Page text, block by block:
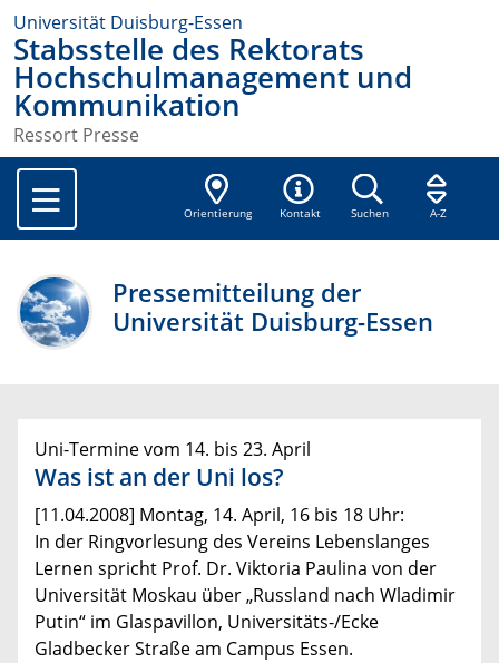
Universität Duisburg-Essen
Stabsstelle des Rektorats
Hochschulmanagement und
Kommunikation
Ressort Presse
Orientierung Kontakt Suchen A-Z
Pressemitteilung der
Universität Duisburg-Essen
Uni-Termine vom 14. bis 23. April
Was ist an der Uni los?
[11.04.2008] Montag, 14. April, 16 bis 18 Uhr:
In der Ringvorlesung des Vereins Lebenslanges
Lernen spricht Prof. Dr. Viktoria Paulina von der
Universität Moskau über „Russland nach Wladimir
Putin“ im Glaspavillon, Universitäts-/Ecke
Gladbecker Straße am Campus Essen.